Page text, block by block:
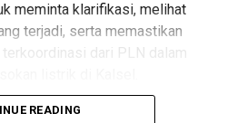
meminta klarifikasi, melihat
terjadi, serta memastikan
dari PLN dalam
bahwa pemadaman listrik
READING